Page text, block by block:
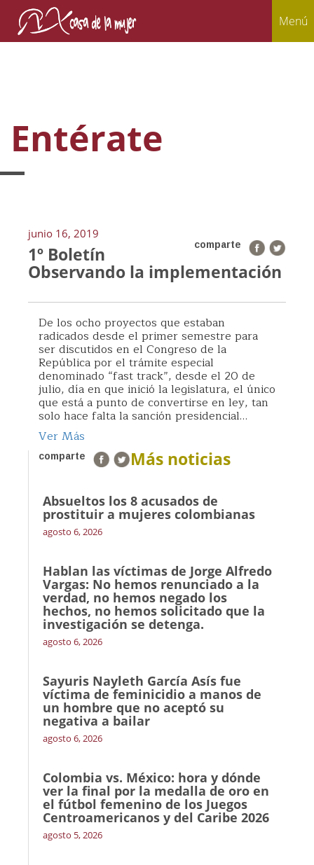
Menú
Entérate
junio 16, 2019
comparte
1º Boletín
Observando la implementación
De los ocho proyectos que estaban
radicados desde el primer semestre para
ser discutidos en el Congreso de la
República por el trámite especial
denominado “fast track”, desde el 20 de
julio, día en que inició la legislatura, el único
que está a punto de convertirse en ley, tan
solo hace falta la sanción presidencial…
Ver Más
comparte Más noticias
Absueltos los 8 acusados de
prostituir a mujeres colombianas
agosto 6, 2026
Hablan las víctimas de Jorge Alfredo
Vargas: No hemos renunciado a la
verdad, no hemos negado los
hechos, no hemos solicitado que la
investigación se detenga.
agosto 6, 2026
Sayuris Nayleth García Asís fue
víctima de feminicidio a manos de
un hombre que no aceptó su
negativa a bailar
agosto 6, 2026
Colombia vs. México: hora y dónde
ver la final por la medalla de oro en
el fútbol femenino de los Juegos
Centroamericanos y del Caribe 2026
agosto 5, 2026